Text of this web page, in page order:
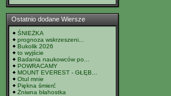
Ostatnio dodane Wiersze
ŚNIEŻKA
prognoza wskrzeszeni...
Bukolik 2026
to wyjście
Badania naukowców po...
POWRACAMY
MOUNT EVEREST - GŁĘB...
Otul mnie
Piękna śmierć
Żniwna błahostka